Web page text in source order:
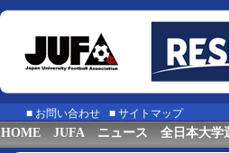
■ お問い合わせ ■ サイトマップ
HOME JUFA ニュース 全日本大学